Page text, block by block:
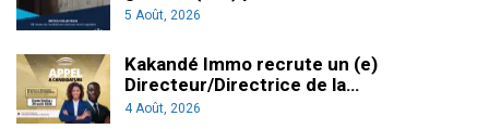
5 Août, 2026
Kakandé Immo recrute un (e)
Directeur/Directrice de la…
4 Août, 2026